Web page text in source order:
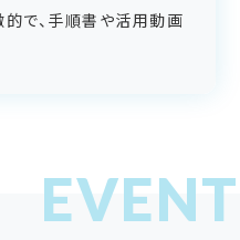
で、手順書や活用動画